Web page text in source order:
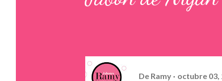
De Ramy octubre 03,